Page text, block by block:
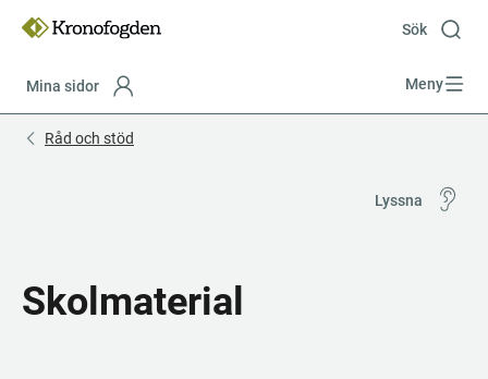
innehåll
Sök
Mina sidor Meny
Råd och stöd
Lyssna
Skolmaterial
start
end